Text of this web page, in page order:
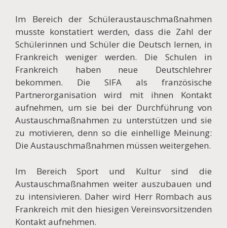
Im Bereich der Schüleraustauschmaßnahmen
musste konstatiert werden, dass die Zahl der
Schülerinnen und Schüler die Deutsch lernen, in
Frankreich weniger werden. Die Schulen in
Frankreich haben neue Deutschlehrer
bekommen. Die SIFA als französische
Partnerorganisation wird mit ihnen Kontakt
aufnehmen, um sie bei der Durchführung von
Austauschmaßnahmen zu unterstützen und sie
zu motivieren, denn so die einhellige Meinung:
Die Austauschmaßnahmen müssen weitergehen.
Im Bereich Sport und Kultur sind die
Austauschmaßnahmen weiter auszubauen und
zu intensivieren. Daher wird Herr Rombach aus
Frankreich mit den hiesigen Vereinsvorsitzenden
Kontakt aufnehmen.